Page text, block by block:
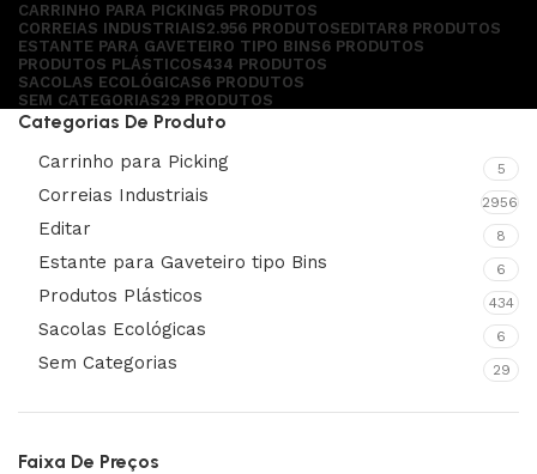
CARRINHO PARA PICKING5 PRODUTOS
CORREIAS INDUSTRIAIS2.956 PRODUTOSEDITAR8 PRODUTOS
ESTANTE PARA GAVETEIRO TIPO BINS6 PRODUTOS
PRODUTOS PLÁSTICOS434 PRODUTOS
SACOLAS ECOLÓGICAS6 PRODUTOS
SEM CATEGORIAS29 PRODUTOS
Categorias De Produto
Carrinho para Picking 5
Correias Industriais 2956
Editar 8
Estante para Gaveteiro tipo Bins 6
Produtos Plásticos 434
Sacolas Ecológicas 6
Sem Categorias 29
Faixa De Preços